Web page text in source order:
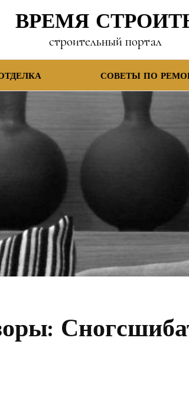
ВРЕМЯ
строительный портал
СОВЕТЫ ПО